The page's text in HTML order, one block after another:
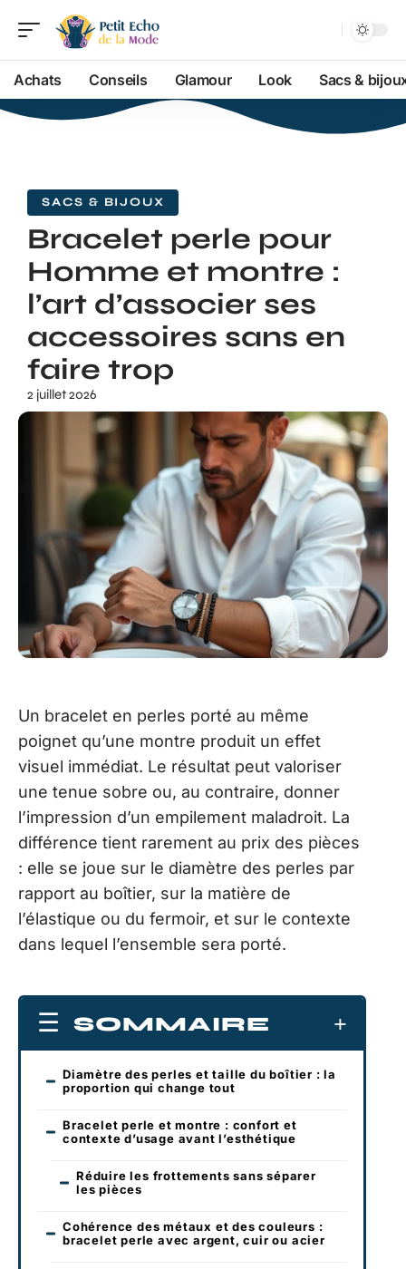
Achats Conseils Glamour Look Sacs &
SACS & BIJOUX
Bracelet perle pour
Homme et montre :
l’art d’associer ses
accessoires sans en
faire trop
2 juillet 2026
Un bracelet en perles porté au même
poignet qu’une montre produit un effet
visuel immédiat. Le résultat peut valoriser
une tenue sobre ou, au contraire, donner
l’impression d’un empilement maladroit. La
différence tient rarement au prix des pièces
: elle se joue sur le diamètre des perles par
rapport au boîtier, sur la matière de
l’élastique ou du fermoir, et sur le contexte
dans lequel l’ensemble sera porté.
SOMMAIRE
Diamètre des perles et taille du boîtier : la
proportion qui change tout
Bracelet perle et montre : confort et
contexte d’usage avant l’esthétique
Réduire les frottements sans séparer
les pièces
Cohérence des métaux et des couleurs :
bracelet perle avec argent, cuir ou acier